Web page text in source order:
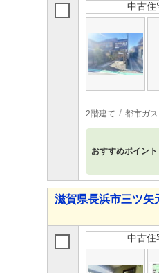
中古住
2階建て 都市ガス
おすすめポイント
滋賀県長浜市三ツ矢
中古住